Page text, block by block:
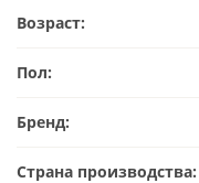
Возраст:
Пол:
Бренд:
Страна производства: